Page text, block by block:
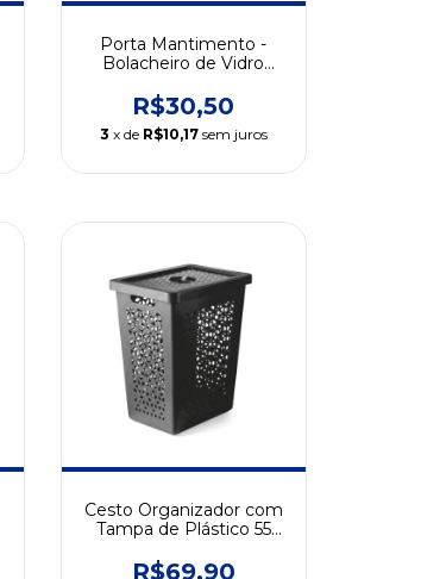
Porta Mantimento -
Bolacheiro de Vidro
R$30,50
3 x de R$10,17 sem juros
Cesto Organizador com
Tampa de Plástico 55
R$69,90